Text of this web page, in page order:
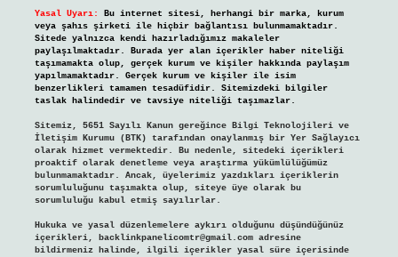
Yasal Uyarı:
Bu internet sitesi, herhangi bir marka, kurum
veya şahıs şirketi ile hiçbir bağlantısı bulunmamaktadır.
Sitede yalnızca kendi hazırladığımız makaleler
paylaşılmaktadır. Burada yer alan içerikler haber niteliği
taşımamakta olup, gerçek kurum ve kişiler hakkında paylaşım
yapılmamaktadır. Gerçek kurum ve kişiler ile isim
benzerlikleri tamamen tesadüfidir. Sitemizdeki bilgiler
taslak halindedir ve tavsiye niteliği taşımazlar.
Sitemiz, 5651 Sayılı Kanun gereğince Bilgi Teknolojileri ve
İletişim Kurumu (BTK) tarafından onaylanmış bir Yer Sağlayıcı
olarak hizmet vermektedir. Bu nedenle, sitedeki içerikleri
proaktif olarak denetleme veya araştırma yükümlülüğümüz
bulunmamaktadır. Ancak, üyelerimiz yazdıkları içeriklerin
sorumluluğunu taşımakta olup, siteye üye olarak bu
sorumluluğu kabul etmiş sayılırlar.
Hukuka ve yasal düzenlemelere aykırı olduğunu düşündüğünüz
içerikleri, backlinkpanelicomtr@gmail.comadresine
bildirmeniz halinde, ilgili içerikler yasal süre içerisinde